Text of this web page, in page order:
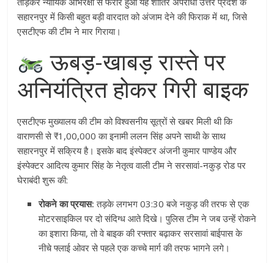
सहारनपुर में किसी बहुत बड़ी वारदात को अंजाम देने की फिराक में था, जिसे
एसटीएफ की टीम ने मार गिराया।
ऊबड़-खाबड़ रास्ते पर
अनियंत्रित होकर गिरी बाइक
एसटीएफ मुख्यालय की टीम को विश्वसनीय सूत्रों से खबर मिली थी कि
वाराणसी से ₹1,00,000 का इनामी ललन सिंह अपने साथी के साथ
सहारनपुर में सक्रिय है। इसके बाद इंस्पेक्टर अंजनी कुमार पाण्डेय और
इंस्पेक्टर आदित्य कुमार सिंह के नेतृत्व वाली टीम ने सरसावां-नकुड़ रोड पर
घेराबंदी शुरू की:
रोकने का प्रयास: तड़के लगभग 03:30 बजे नकुड़ की तरफ से एक
मोटरसाइकिल पर दो संदिग्ध आते दिखे । पुलिस टीम ने जब उन्हें रोकने
का इशारा किया, तो वे बाइक की रफ्तार बढ़ाकर सरसावां बाईपास के
नीचे फ्लाई ओवर से पहले एक कच्चे मार्ग की तरफ भागने लगे ।